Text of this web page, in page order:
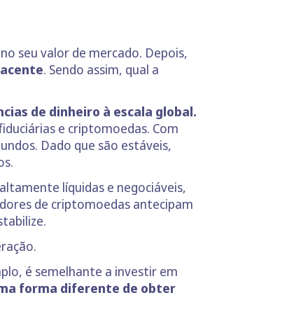
seu valor de mercado. Depois,
. Sendo assim, qual a
de dinheiro à escala global.
e criptomoedas. Com
Dado que são estáveis,
líquidas e negociáveis,
de criptomoedas antecipam
é semelhante a investir em
forma diferente de obter